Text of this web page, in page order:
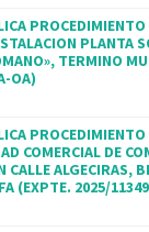
PROCEDIMIENTO
PLANTA
TERMINO
OA)
PROCEDIMIENTO
COMERCIAL DE
CALLE ALGECIRAS,
(EXPTE. 2025/